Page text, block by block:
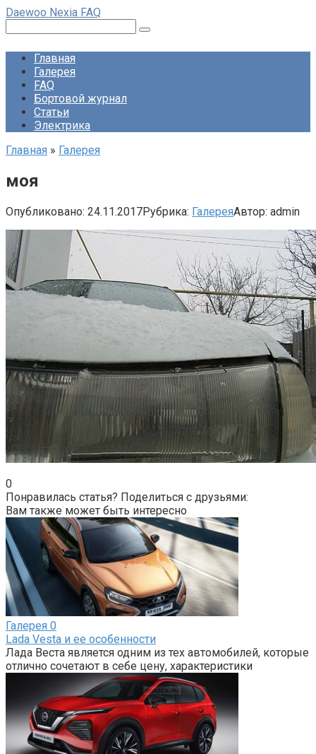
Перейти
контенту
Daewoo Nexia FAQ
Главная
Галерея
FAQ
Бортовой журнал
Статьи
Электрика
Главная » Галерея
моя
Опубликовано: 24.11.2017Рубрика: ГалереяАвтор: admin
0
Понравилась статья? Поделиться с друзьями:
Вам также может быть интересно
Галерея 0
Lada Vesta и ее особенности
Лада Веста является одним из тех автомобилей, которые
отлично сочетают в себе цену, характеристики